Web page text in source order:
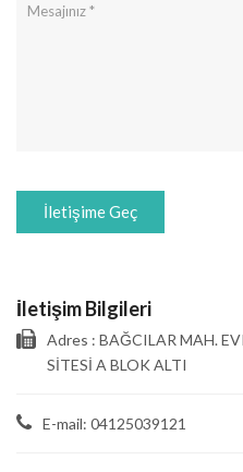
İletişime Geç
İletişim Bilgileri
Adres : BAĞCILAR MAH.
SİTESİ A BLOK ALTI
E-mail: 04125039121